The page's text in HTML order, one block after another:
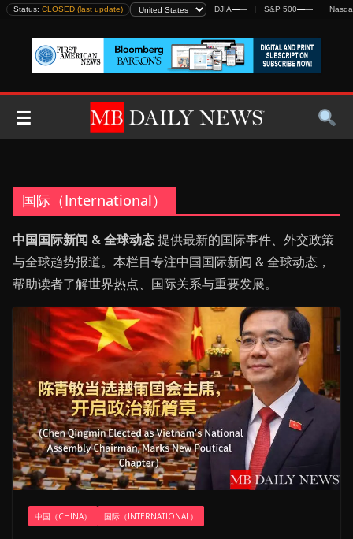
Skip
content
Status: CLOSED (last update) DJIA—— S&P 500——
☰
国际（International）
中国国际新闻 & 全球动态提供最新的国际事件、外交政策
与全球趋势报道。本栏目专注中国国际新闻 & 全球动态，
帮助读者了解世界热点、国际关系与重要发展。
中国（CHINA） 国际（INTERNATIONAL）